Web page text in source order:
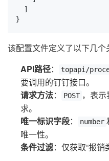
}
该配置文件定义了以下几个
API路径： topapi/
要调用的钉钉接口。
请求方法： POST ，表
求。
唯一标识字段： number
唯一性。
条件过滤：仅获取“报销